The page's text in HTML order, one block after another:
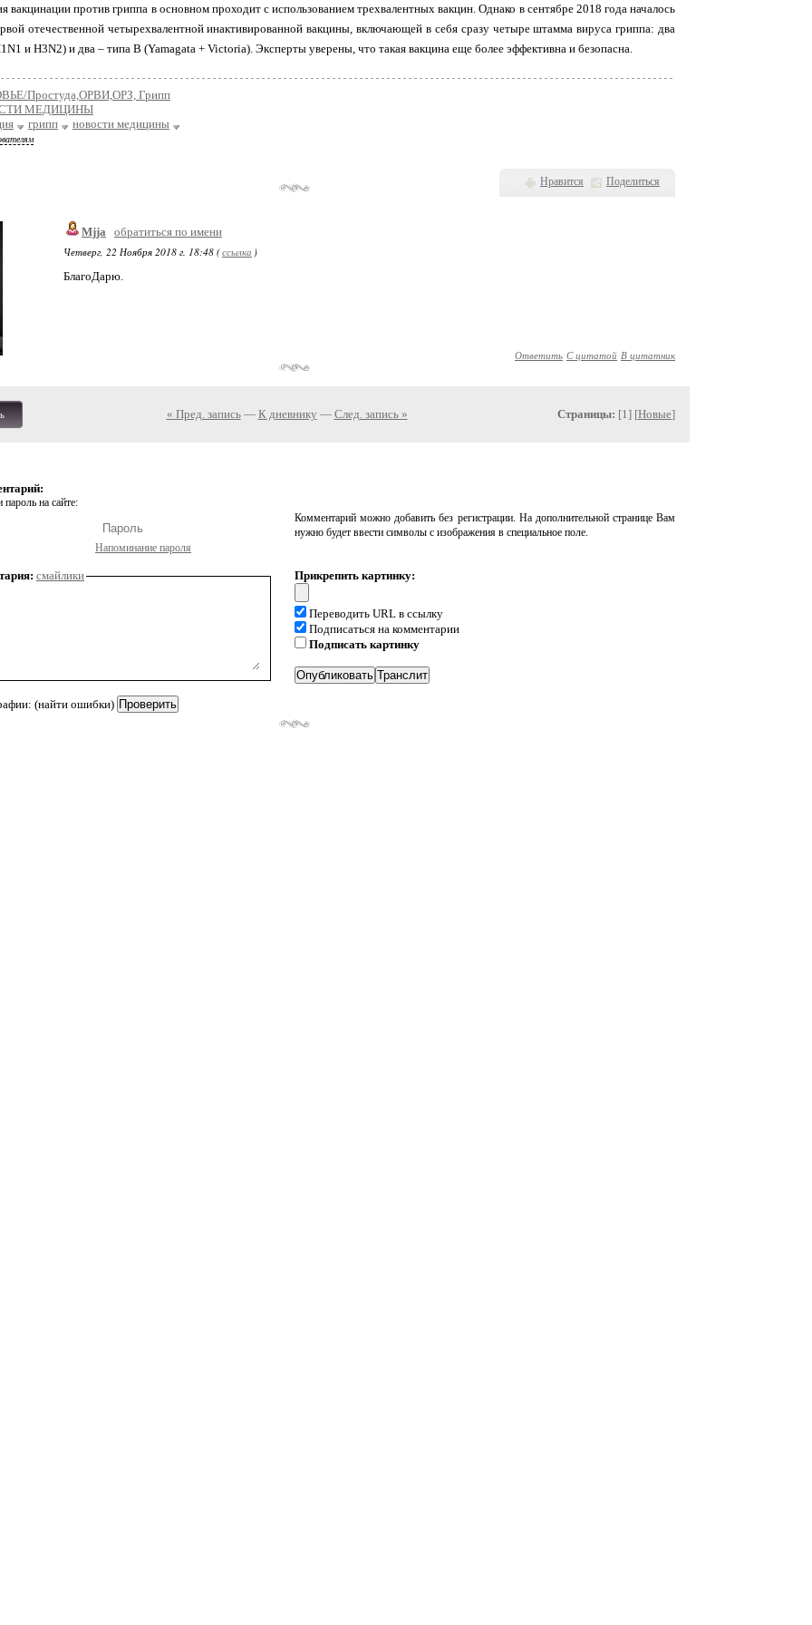
вакцинации против гриппа в основном проходит с использованием трехвалентных вакцин. Однако в сентябре 2018 года началось
отечественной четырехвалентной инактивированной вакцины, включающей в себя сразу четыре штамма вируса гриппа: два
и H3N2) и два – типа В (Yamagata + Victoria). Эксперты уверены, что такая вакцина еще более эффективна и безопасна.
Простуда,ОРВИ,ОРЗ, Грипп
МЕДИЦИНЫ
грипп новости медицины
Нравится Поделиться
Mjja
обратиться по имени
Четверг, 22 Ноября 2018 г. 18:48 (ссылка )
БлагоДарю.
Ответить С цитатой В цитатник
« Пред. запись— К дневнику — След. запись » Страницы: [1] [Новые]
на сайте:
Напоминание пароля
Комментарий можно добавить без регистрации. На дополнительной странице Вам
нужно будет ввести символы с изображения в специальное поле.
смайлики
(найти ошибки)
Прикрепить картинку:
Переводить URL в ссылку
Подписаться на комментарии
Подписать картинку